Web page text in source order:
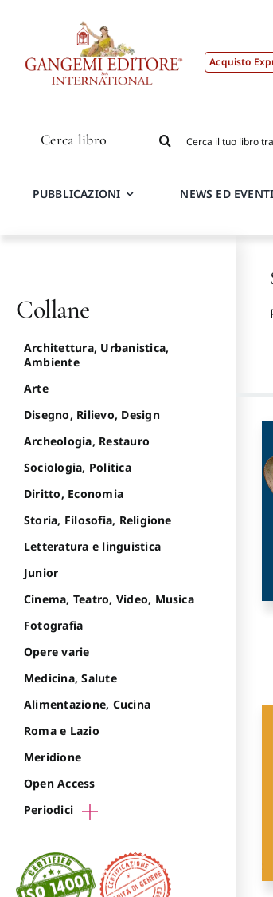
Acquisto
Cerca libro
per:
PUBBLICAZIONI NEWS ED EVENTI
Collane
Architettura, Urbanistica,
Ambiente
Arte
Disegno, Rilievo, Design
Archeologia, Restauro
Sociologia, Politica
Diritto, Economia
Storia, Filosofia, Religione
Letteratura e linguistica
Junior
Cinema, Teatro, Video, Musica
Fotografia
Opere varie
Medicina, Salute
Alimentazione, Cucina
Roma e Lazio
Meridione
Open Access
Periodici